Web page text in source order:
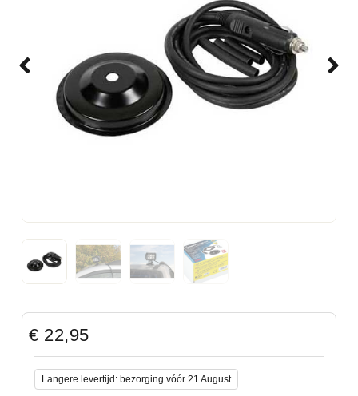
€ 22,95
Langere levertijd: bezorging vóór 21 August